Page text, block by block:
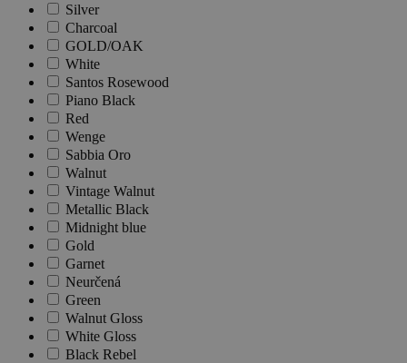
Silver
Charcoal
GOLD/OAK
White
Santos Rosewood
Piano Black
Red
Wenge
Sabbia Oro
Walnut
Vintage Walnut
Metallic Black
Midnight blue
Gold
Garnet
Neurčená
Green
Walnut Gloss
White Gloss
Black Rebel